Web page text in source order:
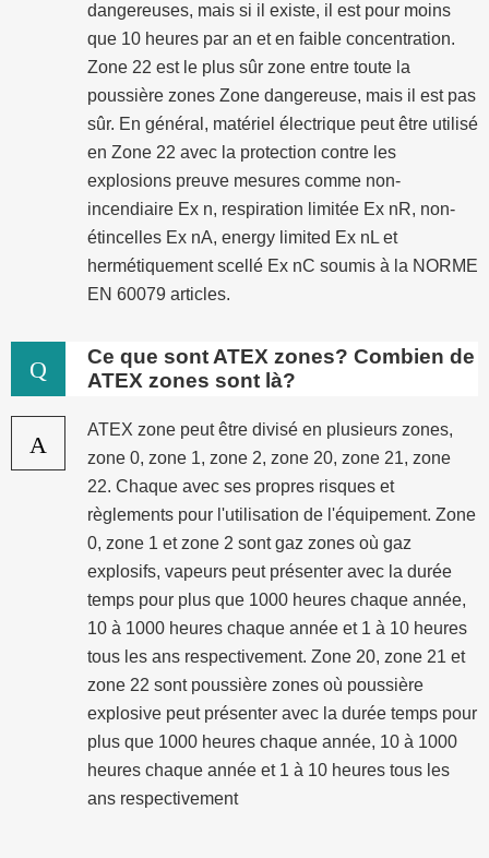
dangereuses, mais si il existe, il est pour moins
que 10 heures par an et en faible concentration.
Zone 22 est le plus sûr zone entre toute la
poussière zones Zone dangereuse, mais il est pas
sûr. En général, matériel électrique peut être utilisé
en Zone 22 avec la protection contre les
explosions preuve mesures comme non-
incendiaire Ex n, respiration limitée Ex nR, non-
étincelles Ex nA, energy limited Ex nL et
hermétiquement scellé Ex nC soumis à la NORME
EN 60079 articles.
Q
Ce que sont ATEX zones? Combien de
ATEX zones sont là?
A
ATEX zone peut être divisé en plusieurs zones,
zone 0, zone 1, zone 2, zone 20, zone 21, zone
22. Chaque avec ses propres risques et
règlements pour l'utilisation de l'équipement. Zone
0, zone 1 et zone 2 sont gaz zones où gaz
explosifs, vapeurs peut présenter avec la durée
temps pour plus que 1000 heures chaque année,
10 à 1000 heures chaque année et 1 à 10 heures
tous les ans respectivement. Zone 20, zone 21 et
zone 22 sont poussière zones où poussière
explosive peut présenter avec la durée temps pour
plus que 1000 heures chaque année, 10 à 1000
heures chaque année et 1 à 10 heures tous les
ans respectivement